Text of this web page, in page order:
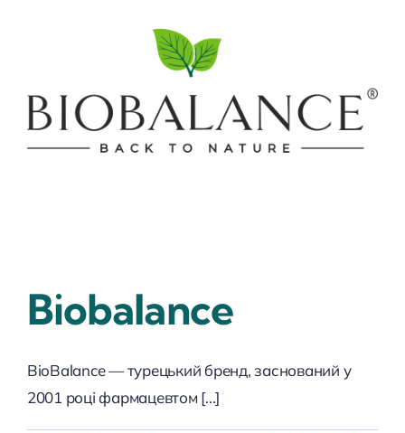
Biobalance
BioBalance — турецький бренд, заснований у
2001 році фармацевтом [...]